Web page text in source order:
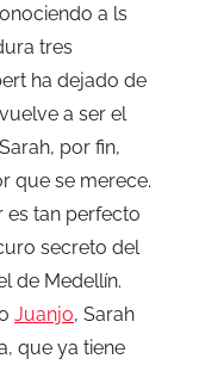
a ls
tres
ha dejado de
a ser el
por fin,
que se merece.
es tan perfecto
secreto del
de Medellín.
Juanjo, Sarah
que ya tiene